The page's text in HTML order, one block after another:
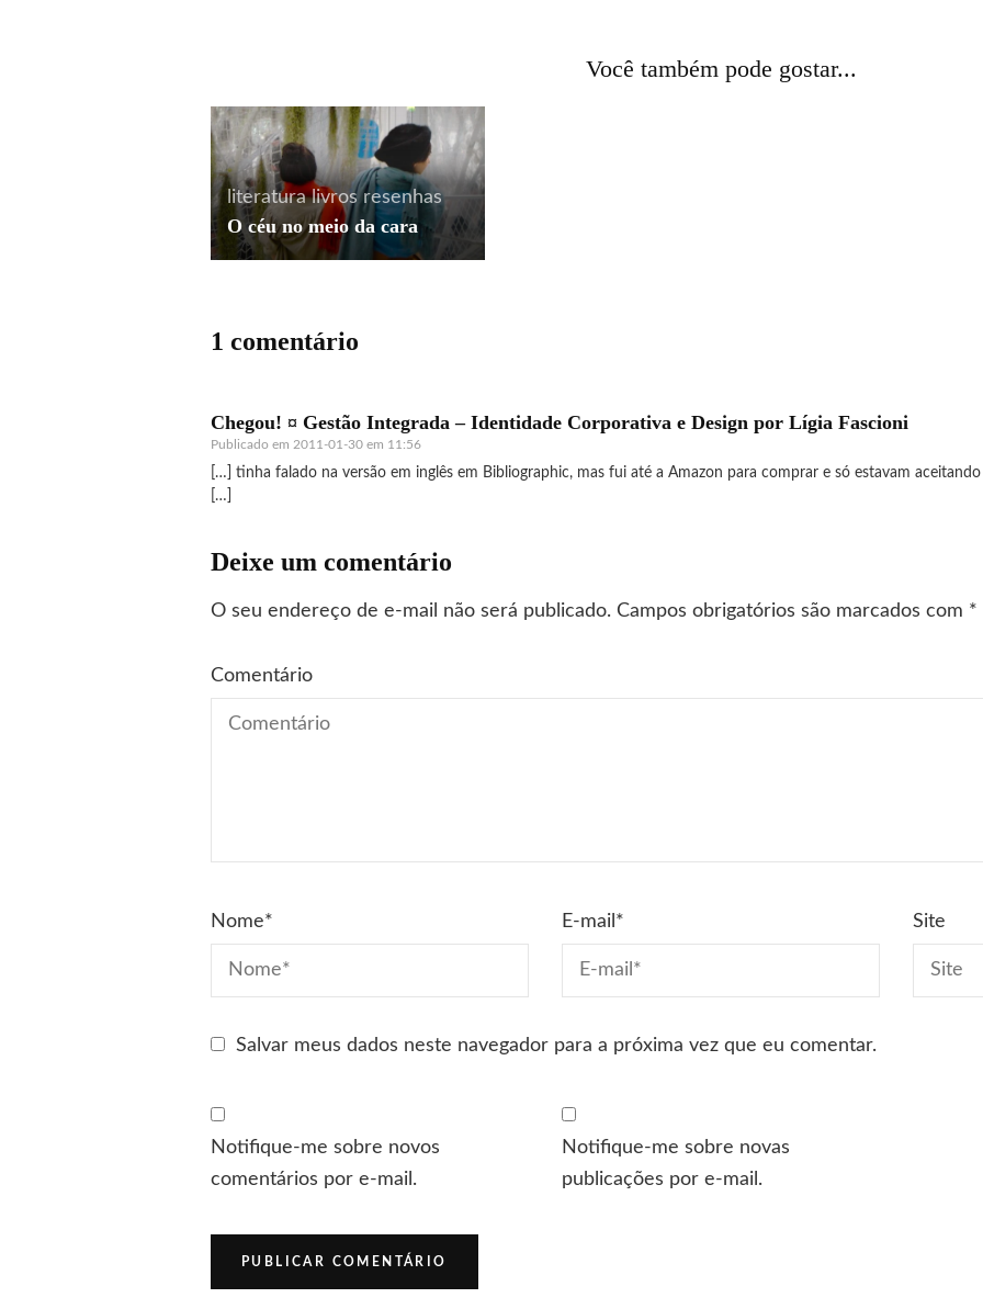
Você também pode gostar...
literatura livros resenhas
O céu no meio da cara
1 comentário
Chegou! ¤ Gestão Integrada – Identidade Corporativa e Design por Lígia Fascioni
Publicado em 2011-01-30 em 11:56
[…] tinha falado na versão em inglês em Bibliographic, mas fui até a Amazon para comprar e só estavam
[…]
Deixe um comentário
O seu endereço de e-mail não será publicado. Campos obrigatórios são marcados com *
Comentário
Nome* E-mail * Site
Salvar meus dados neste navegador para a próxima vez que eu comentar.
Notifique-me sobre novos
comentários por e-mail.
Notifique-me sobre novas
publicações por e-mail.